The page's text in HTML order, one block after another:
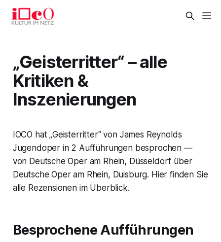
„Geisterritter“ – alle
Kritiken &
Inszenierungen
IOCO hat „Geisterritter“ von James Reynolds
Jugendoper in 2 Aufführungen besprochen —
von Deutsche Oper am Rhein, Düsseldorf über
Deutsche Oper am Rhein, Duisburg. Hier finden Sie
alle Rezensionen im Überblick.
Besprochene Aufführungen